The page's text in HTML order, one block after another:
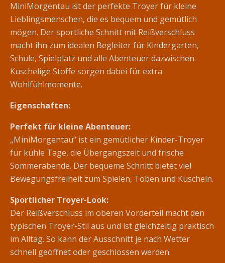
MiniMorgentau ist der perfekte Troyer für kleine
Lieblingsmenschen, die es bequem und gemütlich
mögen. Der sportliche Schnitt mit Reißverschluss
macht ihn zum idealen Begleiter für Kindergarten,
Schule, Spielplatz und alle Abenteuer dazwischen.
Kuschelige Stoffe sorgen dabei für extra
Wohlfühlmomente.
Eigenschaften:
Perfekt für kleine Abenteuer:
„MiniMorgentau“ ist ein gemütlicher Kinder-Troyer
für kühle Tage, die Übergangszeit und frische
Sommerabende. Der bequeme Schnitt bietet viel
Bewegungsfreiheit zum Spielen, Toben und Kuscheln.
Sportlicher Troyer-Look:
Der Reißverschluss im oberen Vorderteil macht den
typischen Troyer-Stil aus und ist gleichzeitig praktisch
im Alltag. So kann der Ausschnitt je nach Wetter
schnell geöffnet oder geschlossen werden.